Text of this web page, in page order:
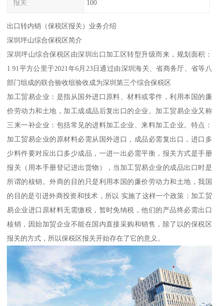
报关 100
出口转内销（保税区报关）业务介绍
深圳坪山综合保税区简介
深圳坪山综合保税区由深圳出口加工区转型升级而来，规划面积：
1.91平方公里于2021年6月23日通过由深圳海关、省商务厅、省等八
部门组成的联合验收组验收成为深圳第三个综合保税区
加工贸易企业：是指从国外进口原料、材料或零件，利用本国的廉
价劳动力和土地，加工成成品后复出口的企业。加工贸易企业又称
三来一补企业：包括常见的进料加工企业、来料加工企业。特点：
加工贸易企业的原材料必需从国外进口，成品必需复出口，进口多
少料件要对应出口多少成品，一进一出必需平衡，报关方式是手册
报关（用本手册登记进出货物），当加工贸易企业的成品出口时是
所谓的核销。外商的目的只是利用本国的廉价劳动力和土地，我国
的目的是引进外商投资和技术，所以 实施了这样一个政策：加工贸
易企业进口原材料无需缴税，暂时免纳税，他们的产品终必需出口
核销，因始加贸企业不能在国内直接采购和销售，除了以的保税区
报关的方式，所以保税区报关开始存在了它的意义。